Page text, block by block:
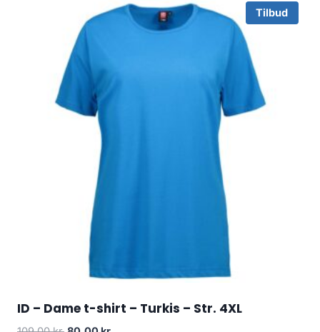
Tilbud
ID – Dame t-shirt – Turkis – Str. 4XL